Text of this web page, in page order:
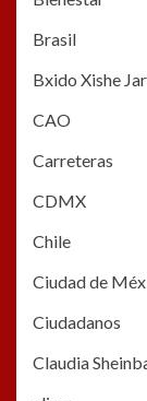
Brasil
Bxido Xishe
CAO
Carreteras
CDMX
Chile
Ciudad de
Ciudadanos
Claudia